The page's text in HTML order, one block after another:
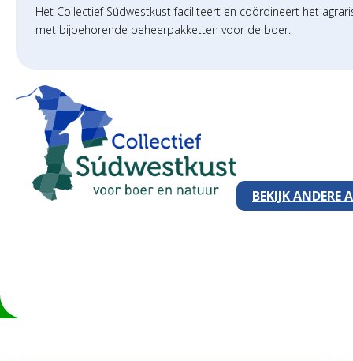
Het Collectief Súdwestkust faciliteert en coördineert het
met bijbehorende beheerpakketten voor de boer.
BEKIJK ANDERE